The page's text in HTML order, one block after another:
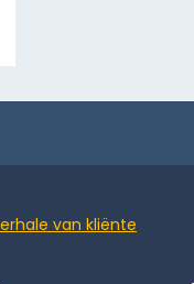
van kliënte